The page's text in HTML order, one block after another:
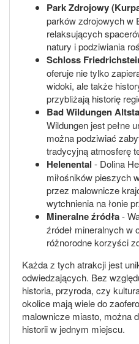
Park Zdrojowy
parków zdrojowych w
relaksujących
natury i podziwiania
Schloss
oferuje nie tylko
widoki, ale także
przybliżają historię
Bad Wildungen
Wildungen jest pełne
można podziwiać
tradycyjną atmosferę
Helenental - Dolina
miłośników pieszych
przez malownicze
wytchnienia na łonie
Mineralne źródła-
źródeł mineralnych w
różnorodne korzyści
Każda z tych atrakcji jest
odwiedzających. Bez
historia, przyroda, czy
okolice mają wiele do
malownicze miasto, można
historii w jednym miejscu.